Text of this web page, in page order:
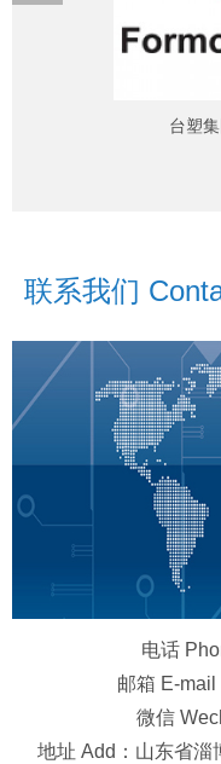
台塑
联系我们
电话
邮箱 E-
微信
地址 Add：山东省淄